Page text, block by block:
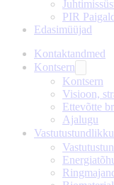
PIR
Edasimüüjad
Kontaktandmed
Kontsern
Kontsern
Visioon,
Ettevõtte
Ajalugu